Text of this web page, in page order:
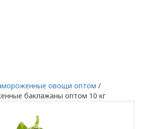
овощи оптом /
баклажаны оптом 10 кг